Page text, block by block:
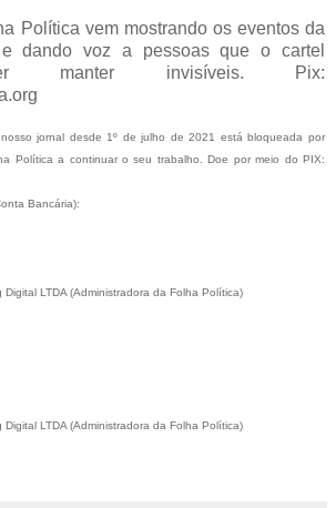
Política vem mostrando os eventos da
dando voz a pessoas que o cartel
manter invisíveis. Pix:
jornal desde 1º de julho de 2021 está bloqueada por
Política a continuar o seu trabalho. Doe por meio do PIX:
Bancária):
LTDA (Administradora da Folha Política)
LTDA (Administradora da Folha Política)